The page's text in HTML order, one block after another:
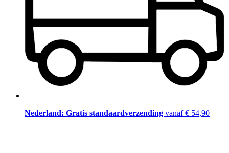
Nederland: Gratis standaardverzending vanaf € 54,90